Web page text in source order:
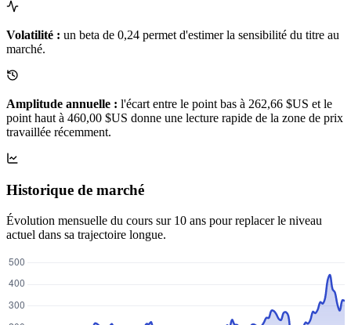
Volatilité : un beta de 0,24 permet d'estimer la sensibilité du titre au
marché.
Amplitude annuelle : l'écart entre le point bas à 262,66 $US et le
point haut à 460,00 $US donne une lecture rapide de la zone de prix
travaillée récemment.
Historique de marché
Évolution mensuelle du cours sur 10 ans pour replacer le niveau
actuel dans sa trajectoire longue.